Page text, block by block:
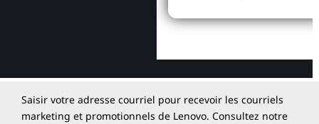
Saisir votre adresse courriel pour recevoir les courriels
marketing et promotionnels de Lenovo. Consultez notre